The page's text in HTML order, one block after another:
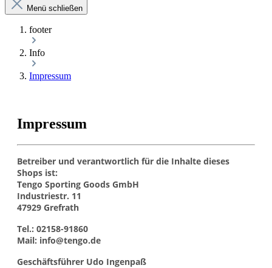
Menü schließen
footer
Info
Impressum
Impressum
Betreiber und verantwortlich für die Inhalte dieses
Shops ist:
Tengo Sporting Goods GmbH
Industriestr. 11
47929 Grefrath
Tel.: 02158-91860
Mail: info@tengo.de
Geschäftsführer Udo Ingenpaß